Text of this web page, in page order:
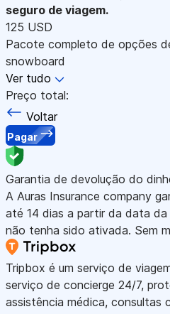
seguro de viagem.
125 USD
Pacote completo de opções
snowboard
Ver tudo
Preço total:
Voltar
Pagar
Garantia de devolução do
A Auras Insurance company
até 14 dias a partir da data da
não tenha sido ativada. Sem
Tripbox é um serviço de
serviço de concierge 24/7,
assistência médica, consultas